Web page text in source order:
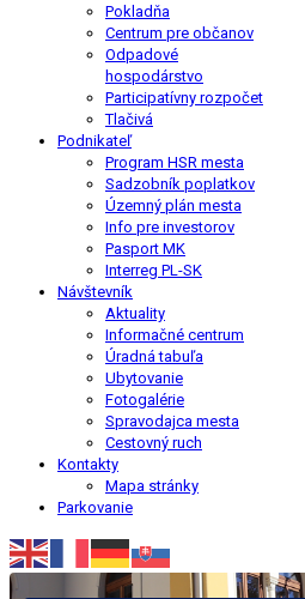
Pokladňa
Centrum pre občanov
Odpadové
hospodárstvo
Participatívny rozpočet
Tlačivá
Podnikateľ
Program HSR mesta
Sadzobník poplatkov
Územný plán mesta
Info pre investorov
Pasport MK
Interreg PL-SK
Návštevník
Aktuality
Informačné centrum
Úradná tabuľa
Ubytovanie
Fotogalérie
Spravodajca mesta
Cestovný ruch
Kontakty
Mapa stránky
Parkovanie